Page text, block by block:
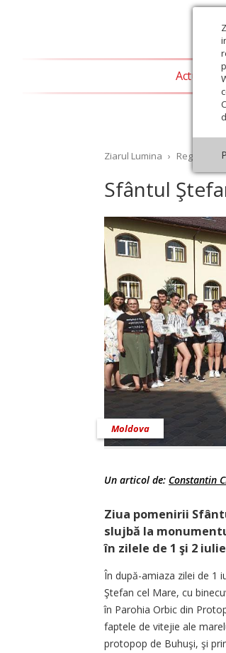
Ziarul Lumina › Regionale ›
Sfântul
Moldova
Un articol de: Constantin
Ziua pomenirii
slujbă la
în zilele de 1 şi 2
În după-amiaza zilei de 1
Ştefan cel Mare, cu
în Parohia Orbic din
faptele de vitejie ale
protopop de Buhuşi, şi
Octombrie Noiembrie